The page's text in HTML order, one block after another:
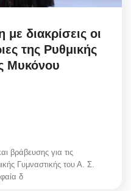
με διακρίσεις οι
της Ρυθμικής
Μυκόνου
βράβευσης για τις
Γυμναστικής του Α. Σ.
δ